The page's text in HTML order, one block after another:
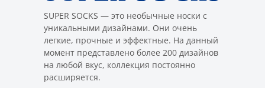
SUPER SOCKS — это необычные носки с
уникальными дизайнами. Они очень
легкие, прочные и эффектные. На данный
момент представлено более 200 дизайнов
на любой вкус, коллекция постоянно
расширяется.